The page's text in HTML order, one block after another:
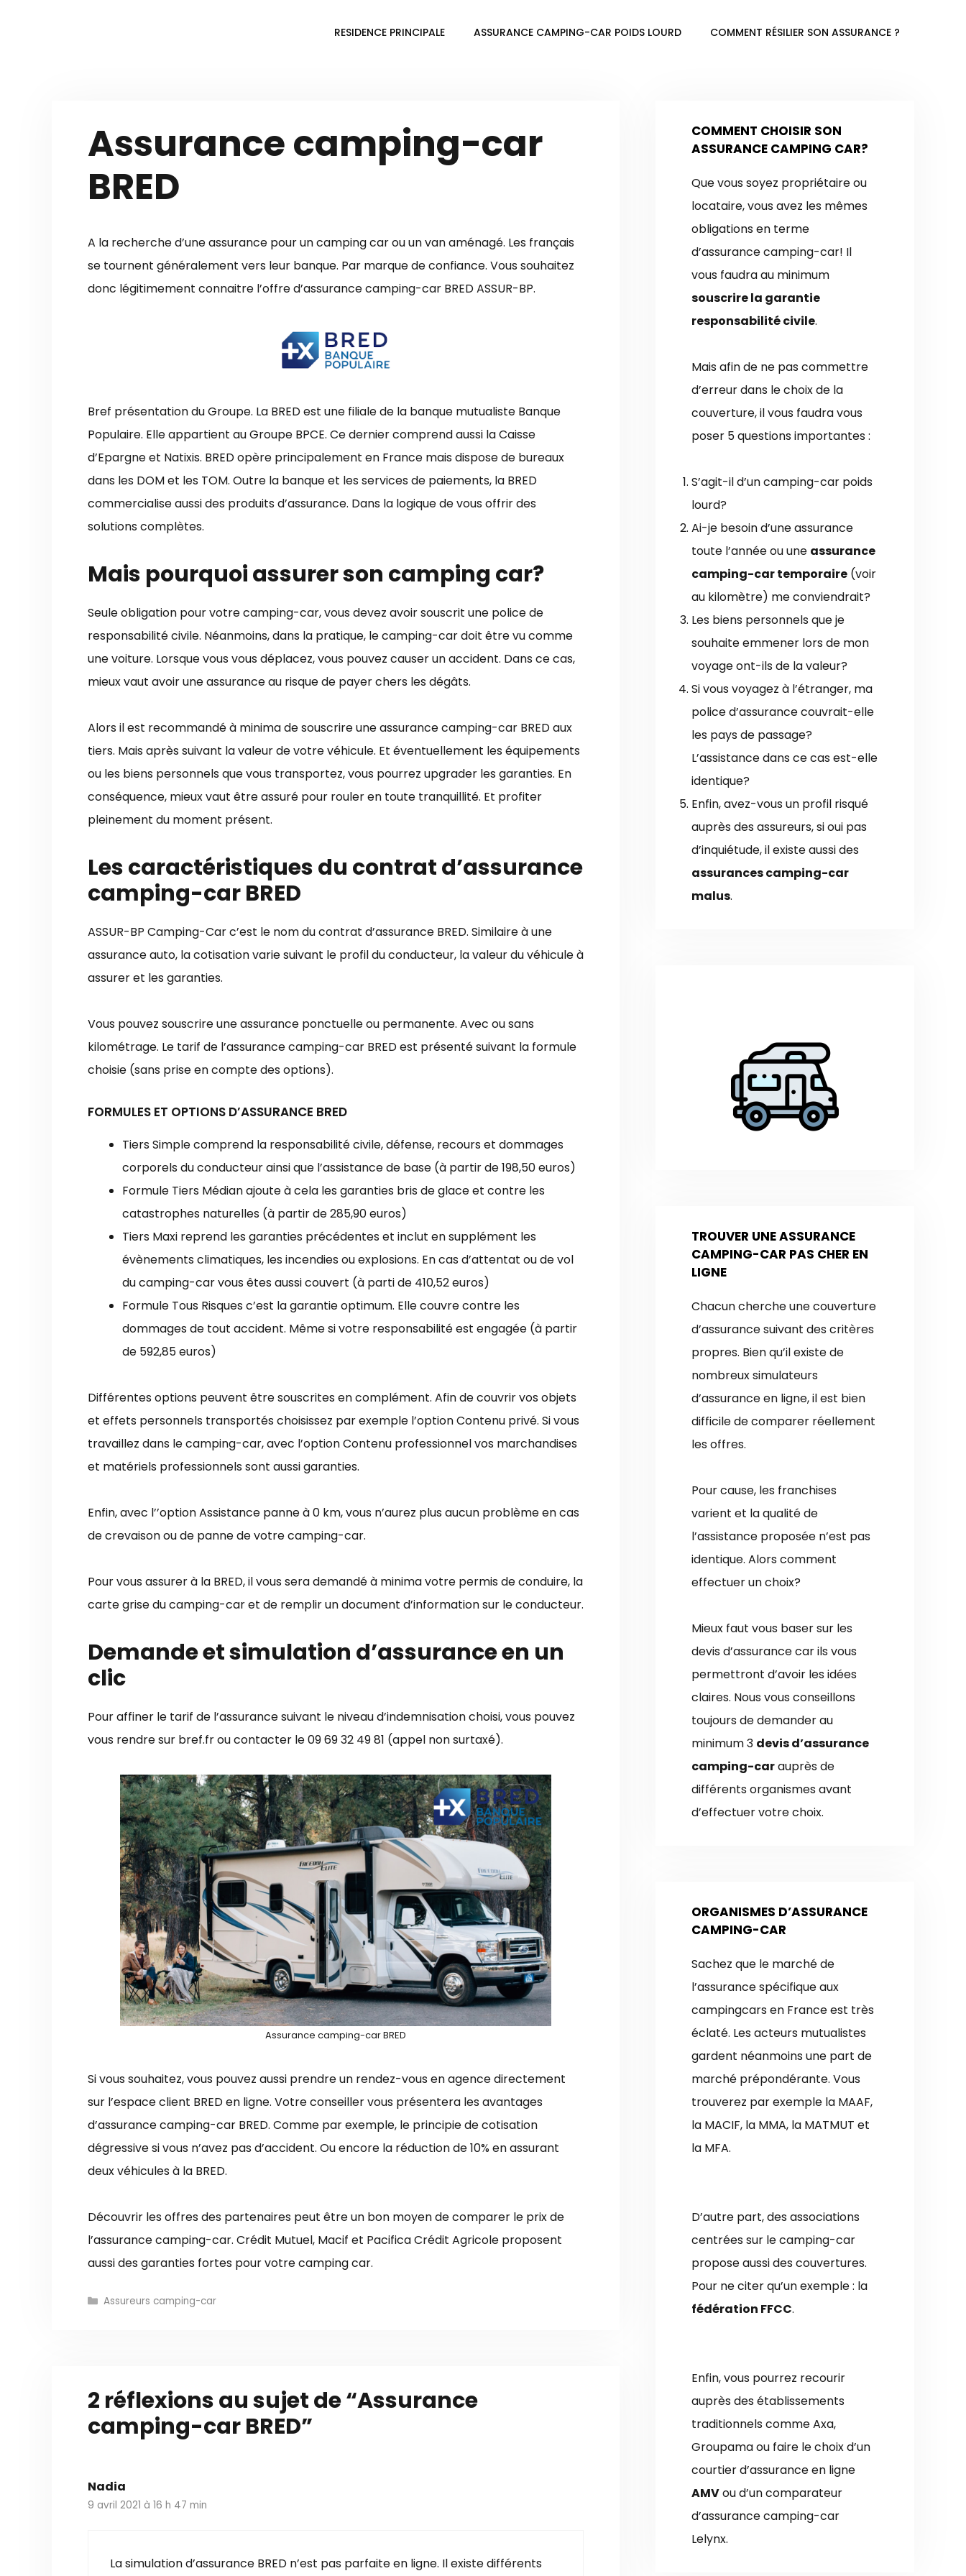
RESIDENCE PRINCIPALE ASSURANCE CAMPING-CAR POIDS LOURD COMMENT RÉSILIER SON ASSURANCE ?
Assurance camping-car
BRED
A la recherche d’une assurance pour un camping car ou un van aménagé. Les français
se tournent généralement vers leur banque. Par marque de confiance. Vous souhaitez
donc légitimement connaitre l’offre d’assurance camping-car BRED ASSUR-BP.
Bref présentation du Groupe. La BRED est une filiale de la banque mutualiste Banque
Populaire. Elle appartient au Groupe BPCE. Ce dernier comprend aussi la Caisse
d’Epargne et Natixis. BRED opère principalement en France mais dispose de bureaux
dans les DOM et les TOM. Outre la banque et les services de paiements, la BRED
commercialise aussi des produits d’assurance. Dans la logique de vous offrir des
solutions complètes.
Mais pourquoi assurer son camping car?
Seule obligation pour votre camping-car, vous devez avoir souscrit une police de
responsabilité civile. Néanmoins, dans la pratique, le camping-car doit être vu comme
une voiture. Lorsque vous vous déplacez, vous pouvez causer un accident. Dans ce cas,
mieux vaut avoir une assurance au risque de payer chers les dégâts.
Alors il est recommandé à minima de souscrire une assurance camping-car BRED aux
tiers. Mais après suivant la valeur de votre véhicule. Et éventuellement les équipements
ou les biens personnels que vous transportez, vous pourrez upgrader les garanties. En
conséquence, mieux vaut être assuré pour rouler en toute tranquillité. Et profiter
pleinement du moment présent.
Les caractéristiques du contrat d’assurance
camping-car BRED
ASSUR-BP Camping-Car c’est le nom du contrat d’assurance BRED. Similaire à une
assurance auto, la cotisation varie suivant le profil du conducteur, la valeur du véhicule à
assurer et les garanties.
Vous pouvez souscrire une assurance ponctuelle ou permanente. Avec ou sans
kilométrage. Le tarif de l’assurance camping-car BRED est présenté suivant la formule
choisie (sans prise en compte des options).
FORMULES ET OPTIONS D’ASSURANCE BRED
Tiers Simple comprend la responsabilité civile, défense, recours et dommages
corporels du conducteur ainsi que l’assistance de base (à partir de 198,50 euros)
Formule Tiers Médian ajoute à cela les garanties bris de glace et contre les
catastrophes naturelles (à partir de 285,90 euros)
Tiers Maxi reprend les garanties précédentes et inclut en supplément les
évènements climatiques, les incendies ou explosions. En cas d’attentat ou de vol
du camping-car vous êtes aussi couvert (à parti de 410,52 euros)
Formule Tous Risques c’est la garantie optimum. Elle couvre contre les
dommages de tout accident. Même si votre responsabilité est engagée (à partir
de 592,85 euros)
Différentes options peuvent être souscrites en complément. Afin de couvrir vos objets
et effets personnels transportés choisissez par exemple l’option Contenu privé. Si vous
travaillez dans le camping-car, avec l’option Contenu professionnel vos marchandises
et matériels professionnels sont aussi garanties.
Enfin, avec l’’option Assistance panne à 0 km, vous n’aurez plus aucun problème en cas
de crevaison ou de panne de votre camping-car.
Pour vous assurer à la BRED, il vous sera demandé à minima votre permis de conduire, la
carte grise du camping-car et de remplir un document d’information sur le conducteur.
Demande et simulation d’assurance en un
clic
Pour affiner le tarif de l’assurance suivant le niveau d’indemnisation choisi, vous pouvez
vous rendre sur bref.frou contacter le 09 69 32 49 81 (appel non surtaxé).
Assurance camping-car BRED
Si vous souhaitez, vous pouvez aussi prendre un rendez-vous en agence directement
sur l’espace client BRED en ligne. Votre conseiller vous présentera les avantages
d’assurance camping-car BRED. Comme par exemple, le principie de cotisation
dégressive si vous n’avez pas d’accident. Ou encore la réduction de 10% en assurant
deux véhicules à la BRED.
Découvrir les offres des partenaires peut être un bon moyen de comparer le prix de
l’assurance camping-car. Crédit Mutuel, Macif et Pacifica Crédit Agricole proposent
aussi des garanties fortes pour votre camping car.
C
s
Assureurs camping-car
2 réflexions au sujet de “Assurance
camping-car BRED”
Nadia
9 avril 2021 à 16 h 47 min
La simulation d’assurance BRED n’est pas parfaite en ligne. Il existe différents
COMMENT CHOISIR SON
ASSURANCE CAMPING CAR?
Que vous soyez propriétaire ou
locataire, vous avez les mêmes
obligations en terme
d’assurance camping-car! Il
vous faudra au minimum
souscrire la garantie
responsabilité civile.
Mais afin de ne pas commettre
d’erreur dans le choix de la
couverture, il vous faudra vous
poser 5 questions importantes :
S’agit-il d’un camping-car poids
lourd?
Ai-je besoin d’une assurance
toute l’année ou une assurance
camping-car temporaire (voir
au kilomètre) me conviendrait?
Les biens personnels que je
souhaite emmener lors de mon
voyage ont-ils de la valeur?
Si vous voyagez à l’étranger, ma
police d’assurance couvrait-elle
les pays de passage?
L’assistance dans ce cas est-elle
identique?
Enfin, avez-vous un profil risqué
auprès des assureurs, si oui pas
d’inquiétude, il existe aussi des
assurances camping-car
malus.
TROUVER UNE ASSURANCE
CAMPING-CAR PAS CHER EN
LIGNE
Chacun cherche une couverture
d’assurance suivant des critères
propres. Bien qu’il existe de
nombreux simulateurs
d’assurance en ligne, il est bien
difficile de comparer réellement
les offres.
Pour cause, les franchises
varient et la qualité de
l’assistance proposée n’est pas
identique. Alors comment
effectuer un choix?
Mieux faut vous baser sur les
devis d’assurance car ils vous
permettront d’avoir les idées
claires. Nous vous conseillons
toujours de demander au
minimum 3 devis d’assurance
camping-carauprès de
différents organismes avant
d’effectuer votre choix.
ORGANISMES D’ASSURANCE
CAMPING-CAR
Sachez que le marché de
l’assurance spécifique aux
campingcars en France est très
éclaté. Les acteurs mutualistes
gardent néanmoins une part de
marché prépondérante. Vous
trouverez par exemple la MAAF,
la MACIF, la MMA, la MATMUT et
la MFA.
D’autre part, des associations
centrées sur le camping-car
propose aussi des couvertures.
Pour ne citer qu’un exemple : la
fédération FFCC.
Enfin, vous pourrez recourir
auprès des établissements
traditionnels comme Axa,
Groupama ou faire le choix d’un
courtier d’assurance en ligne
AMVou d’un comparateur
d’assurance camping-car
Lelynx.